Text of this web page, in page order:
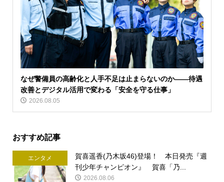
なぜ警備員の高齢化と人手不足は止まらないのか――待遇
改善とデジタル活用で変わる「安全を守る仕事」
2026.08.05
おすすめ記事
エンタメ
賀喜遥香(乃木坂46)登場！ 本日発売『週
刊少年チャンピオン』 賀喜「乃...
2026.08.06